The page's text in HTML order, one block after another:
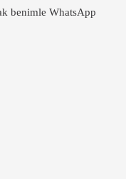
benimle WhatsApp